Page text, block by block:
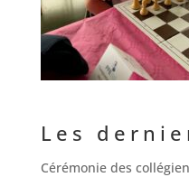
Les
Cérémonie des